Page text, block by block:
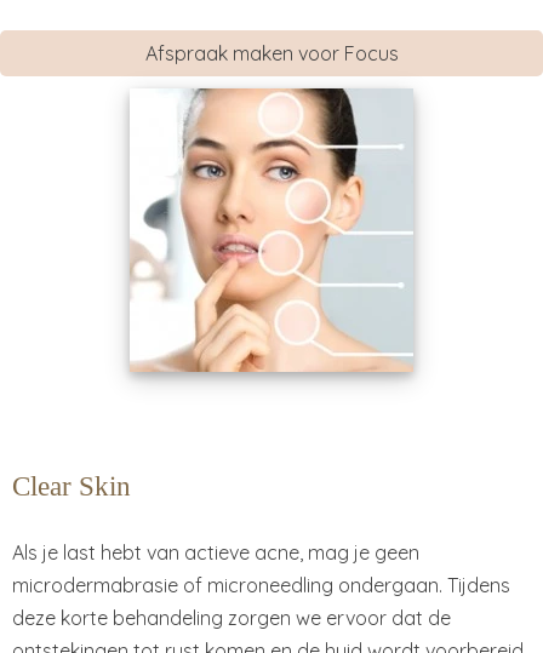
Afspraak maken voor Focus
Clear Skin
Als je last hebt van actieve acne, mag je geen
microdermabrasie of microneedling ondergaan. Tijdens
deze korte behandeling zorgen we ervoor dat de